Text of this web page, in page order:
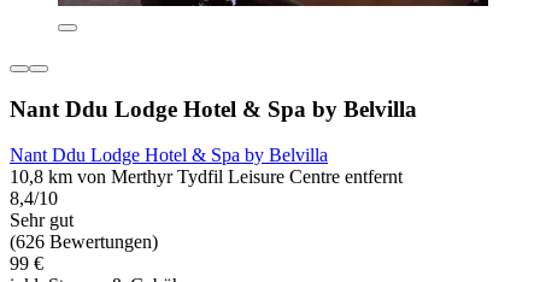
Nant Ddu Lodge Hotel & Spa by Belvilla
Nant Ddu Lodge Hotel & Spa by Belvilla
10,8 km von Merthyr Tydfil Leisure Centre entfernt
8,4/10
Sehr gut
(626 Bewertungen)
99 €